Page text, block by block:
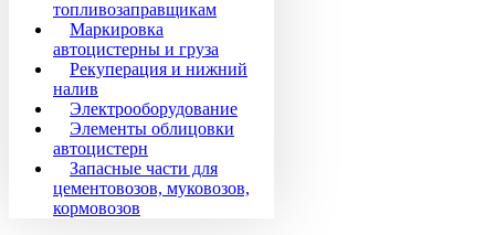
топливозаправщикам
Маркировка
автоцистерны и груза
Рекуперация и нижний
налив
Электрооборудование
Элементы облицовки
автоцистерн
Запасные части для
цементовозов, муковозов,
кормовозов